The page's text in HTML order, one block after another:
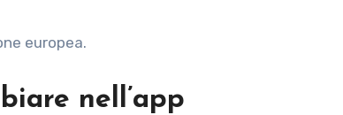
europea.
nell’app